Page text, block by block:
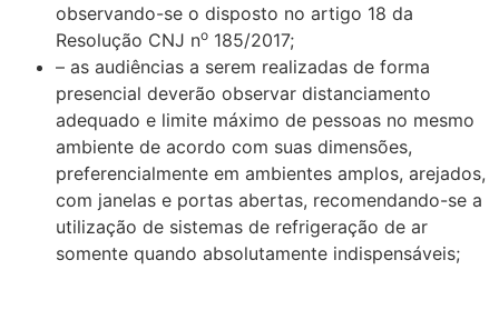
observando-se o disposto no artigo 18 da
Resolução CNJ no 185/2017;
– as audiências a serem realizadas de forma
presencial deverão observar distanciamento
adequado e limite máximo de pessoas no mesmo
ambiente de acordo com suas dimensões,
preferencialmente em ambientes amplos, arejados,
com janelas e portas abertas, recomendando-se a
utilização de sistemas de refrigeração de ar
somente quando absolutamente indispensáveis;